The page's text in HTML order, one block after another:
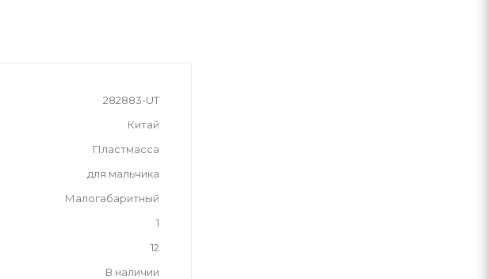
282883-UT
Китай
Пластмасса
для мальчика
Малогабаритный
1
12
В наличии